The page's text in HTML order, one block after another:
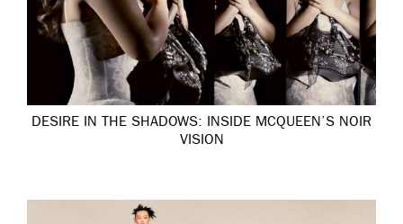
DESIRE IN THE SHADOWS: INSIDE MCQUEEN’S NOIR
VISION